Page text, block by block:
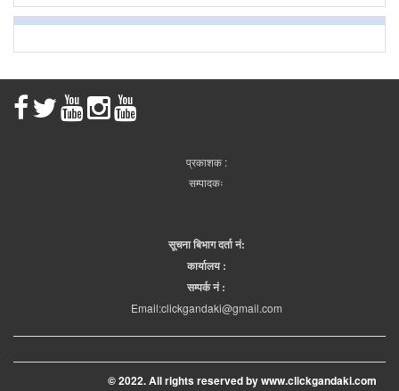
प्रकाशक :
सम्पादकः
सूचना बिभाग दर्ता नं:
कार्यालय :
सम्पर्क नं :
Email:clickgandaki@gmail.com
© 2022. All rights reserved by www.clickgandaki.com